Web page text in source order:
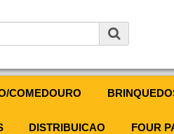
COMEDOURO
DISTRIBUICAO FOUR